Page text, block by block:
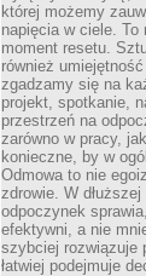
której możemy
napięcia w ciele. To
moment resetu.
również
zgadzamy się na
projekt, spotkanie,
przestrzeń na
zarówno w pracy,
konieczne, by w
Odmowa to nie
zdrowie. W
odpoczynek
efektywni, a nie
szybciej rozwiązuje
łatwiej podejmuje